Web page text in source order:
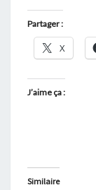
Partager :
X
J’aime ça :
Similaire